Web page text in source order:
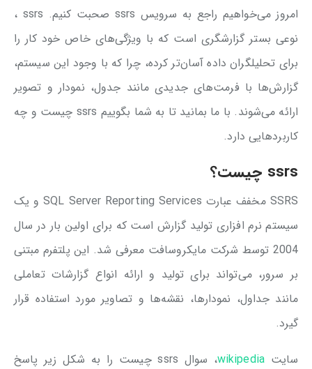
امروز می‌خواهیم راجع به سرویس ssrs صحبت کنیم. ssrs ،
نوعی بستر گزارشگری است که با ویژگی‌های خاص خود کار را
برای تحلیلگران داده آسان‌تر کرده، چرا که با وجود این سیستم،
گزارش‌ها با فرمت‌های جدیدی مانند جدول، نمودار و تصویر
ارائه می‌شوند. با ما بمانید تا به شما بگوییم ssrs چیست و چه
کاربردهایی دارد.
ssrs چیست؟
SSRS مخفف عبارت SQL Server Reporting Services و یک
سیستم نرم افزاری تولید گزارش است که برای اولین بار در سال
2004 توسط شرکت مایکروسافت معرفی شد. این پلتفرم مبتنی
بر سرور، می‌تواند برای تولید و ارائه انواع گزارشات تعاملی
مانند جداول، نمودارها، نقشه‌ها و تصاویر مورد استفاده قرار
گیرد.
سایتwikipedia
، سوال ssrs چیست را به شکل زیر پاسخ